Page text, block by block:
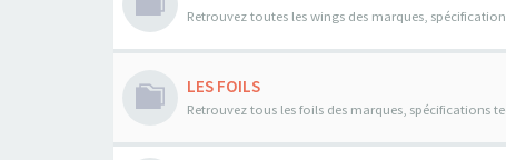
Retrouvez toutes les wings des marques,
LES FOILS
Retrouvez tous les foils des marques, spécifications